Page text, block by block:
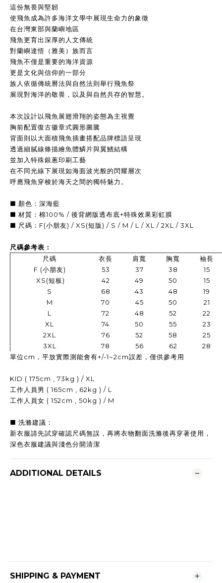
這份無畏與堅韌
使飛魚成為許多海洋文學中展現生命力的象徵
在台灣東部與蘭嶼地區
飛魚更育出深厚的人文傳統
對蘭嶼達悟（雅美）族而言
飛魚不僅是重要的海洋資源
更是文化與信仰的一部分
族人依循傳統曆法與自然法則舉行飛魚祭
展現對海洋的敬畏，以及與自然共存的智慧。
本次設計以飛魚展翅滑翔的姿態為主視覺
胸前配置復古徽章式圓形圖騰
背面則以大面積飛魚插畫搭配品牌標語呈現
透過細膩線條描繪魚體鱗片與翼鰭結構
並加入特殊銀蔥印刷工藝
在不同光線下展現如海面波光般的閃耀層次
呼應飛魚穿梭於海天之間的獨特魅力。
■ 顏色：深海藍
■ 材質：棉100% / 後背網版透布底+特殊效果彩虹膜
■ 尺碼：F(小朋友) / XS(短版) / S / M / L / XL / 2XL / 3XL
尺碼參考表：
尺碼
衣長 肩寬 胸寬
袖長
F (小朋友)
53 37 38
15
XS(短板)
42 49 50
15
S
68 43 48
19
M
70 45 50
21
L
72 48 52
22
XL
74 50 55
23
2XL
76 52 58
25
3XL
78 56 62
28
單位cm，平放實際測能會有+/-1~2cm誤差，僅供參考用
KID ( 175cm , 73kg ) / XL
工作人員男 ( 165cm , 62kg ) / L
工作人員女 ( 152cm , 50kg ) / M
■ 洗滌建議：
新衣服請先試穿確認尺碼無誤，再將衣物翻面洗滌後再穿著使用，
深色衣服建議與淺色分開清潔
ADDITIONAL DETAILS
SHIPPING & PAYMENT